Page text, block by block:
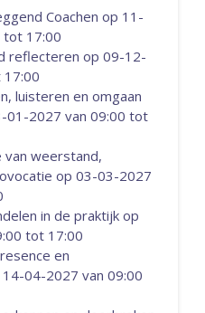
Coachen op 11-
tot 17:00
reflecteren op 09-12-
luisteren en omgaan
01-2027 van 09:00 tot
van weerstand,
op 03-03-2027
in de praktijk op
tot 17:00
en
04-2027 van 09:00